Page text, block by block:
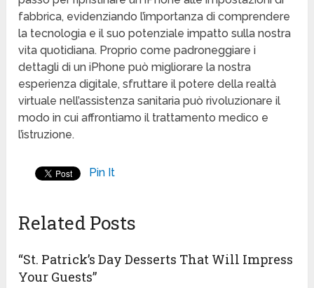
fabbrica, evidenziando l’importanza di comprendere
la tecnologia e il suo potenziale impatto sulla nostra
vita quotidiana. Proprio come padroneggiare i
dettagli di un iPhone può migliorare la nostra
esperienza digitale, sfruttare il potere della realtà
virtuale nell’assistenza sanitaria può rivoluzionare il
modo in cui affrontiamo il trattamento medico e
l’istruzione.
Pin It
Related Posts
“St. Patrick’s Day Desserts That Will Impress
Your Guests”